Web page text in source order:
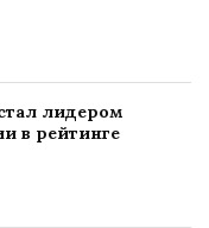
лидером
в рейтинге